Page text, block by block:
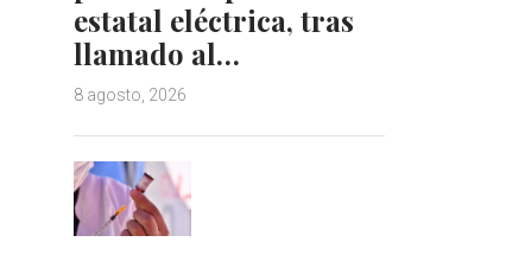
estatal eléctrica, tras
llamado al…
8 agosto, 2026